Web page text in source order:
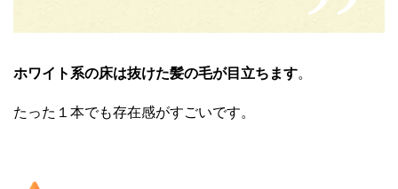
ホワイト系の床は抜けた髪の毛が目立ちます。
たった１本でも存在感がすごいです。